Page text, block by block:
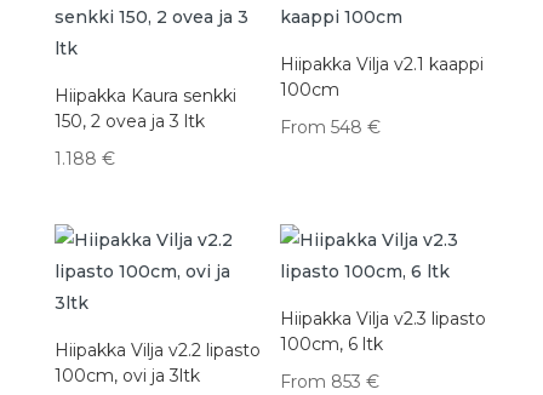
Hiipakka Kaura senkki
150, 2 ovea ja 3 ltk
1.188 €
Hiipakka Vilja v2.1 kaappi
100cm
From 548€
Hiipakka Vilja v2.2 lipasto
100cm, ovi ja 3ltk
Hiipakka Vilja v2.3 lipasto
100cm, 6 ltk
From 853€